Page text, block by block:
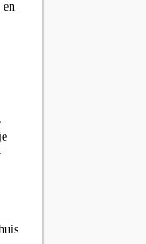
en